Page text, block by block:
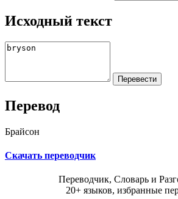
Исходный текст
Перевод
Брайсон
Скачать переводчик
Переводчик, Словарь и
20+ языков, избранные